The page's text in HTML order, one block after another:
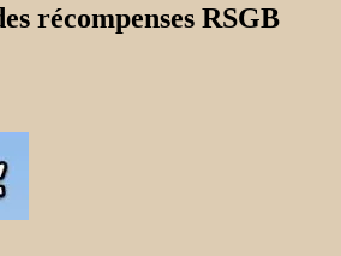
récompenses RSGB